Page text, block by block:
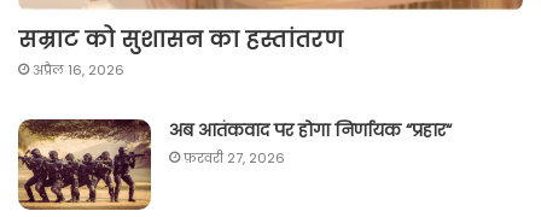
सम्राट को सुशासन का हस्तांतरण
अप्रैल 16, 2026
अब आतंकवाद पर होगा निर्णायक “प्रहार“
फ़रवरी 27, 2026